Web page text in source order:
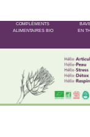
COMPLÉMENTS
ALIMENTAIRES BIO
EN